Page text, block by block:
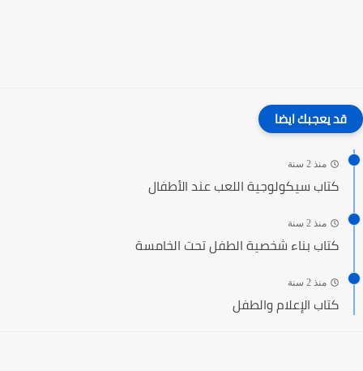
قد يعجبك ايضا
منذ 2 سنة
كتاب سيكولوجية اللعب عند الأطفال
منذ 2 سنة
كتاب بناء شخصية الطفل تحت الخامسة
منذ 2 سنة
كتاب الإعلام والطفل